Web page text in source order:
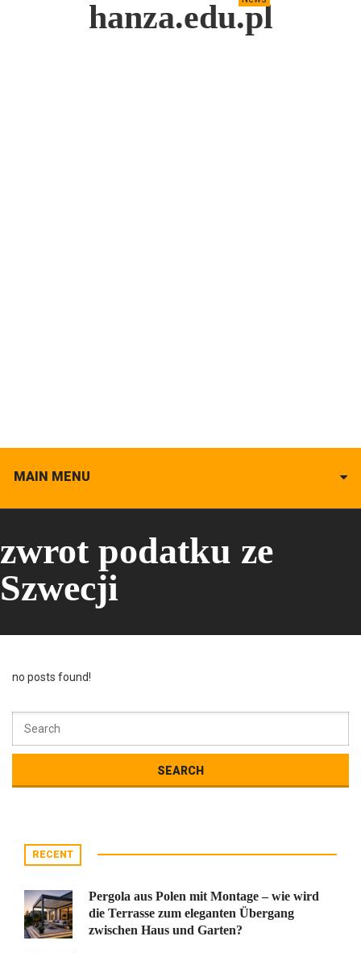
hanza.edu.pl
MAIN MENU
zwrot podatku ze
Szwecji
no posts found!
RECENT
Pergola aus Polen mit Montage – wie wird
die Terrasse zum eleganten Übergang
zwischen Haus und Garten?